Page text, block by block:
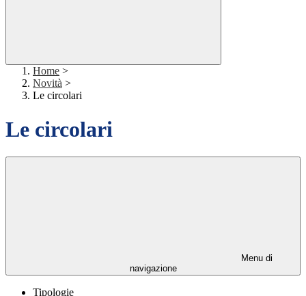
Home >
Novità >
Le circolari
Le circolari
Menu di
navigazione
Tipologie